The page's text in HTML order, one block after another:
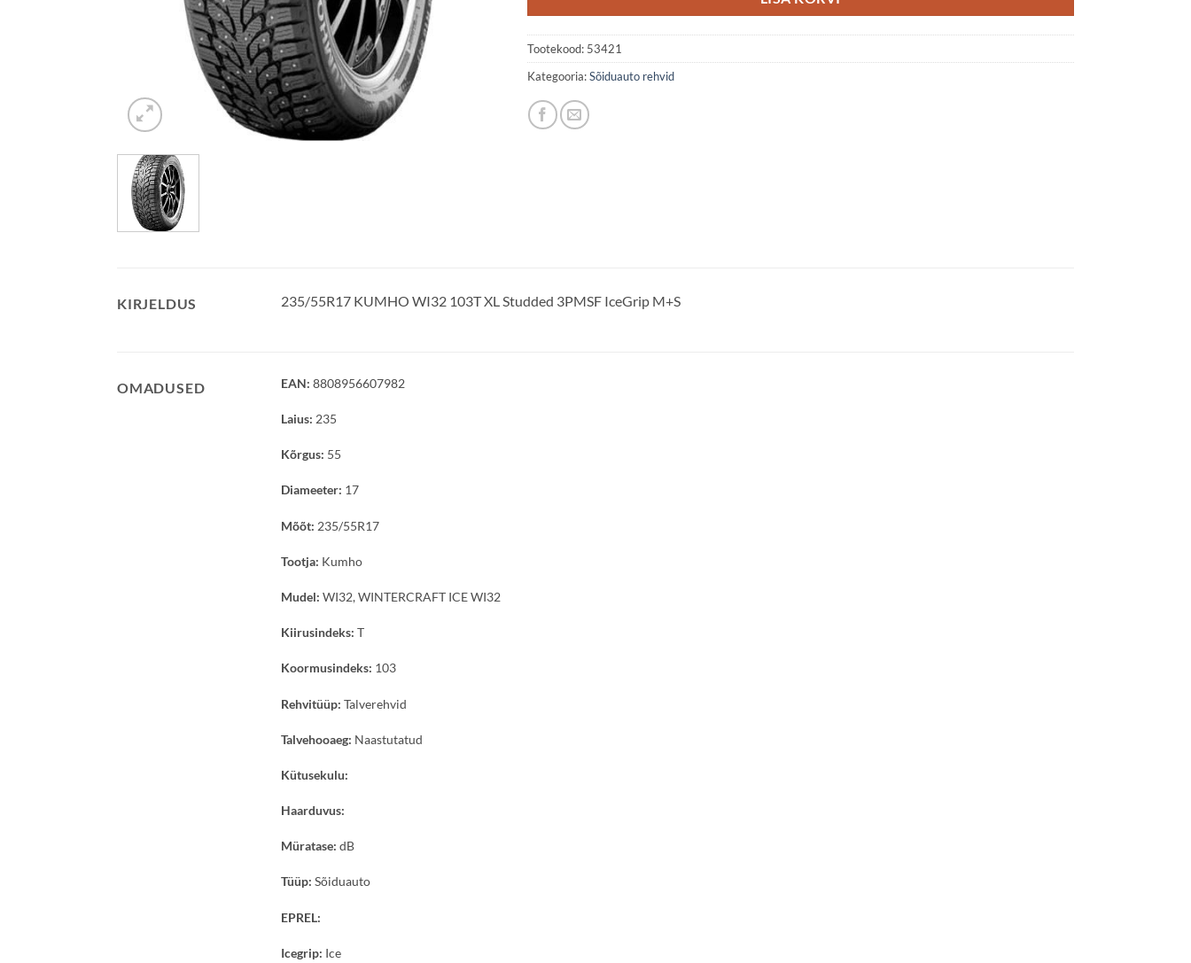
Tootekood: 53421
Kategooria:Sõiduauto rehvid
KIRJELDUS 235/55R17 KUMHO WI32 103T XL Studded 3PMSF IceGrip M+S
OMADUSED EAN: 8808956607982
Laius: 235
Kõrgus: 55
Diameeter: 17
Mõõt: 235/55R17
Tootja: Kumho
Mudel: WI32, WINTERCRAFT ICE WI32
Kiirusindeks: T
Koormusindeks: 103
Rehvitüüp: Talverehvid
Talvehooaeg: Naastutatud
Kütusekulu:
Haarduvus:
Müratase: dB
Tüüp: Sõiduauto
EPREL:
Icegrip: Ice